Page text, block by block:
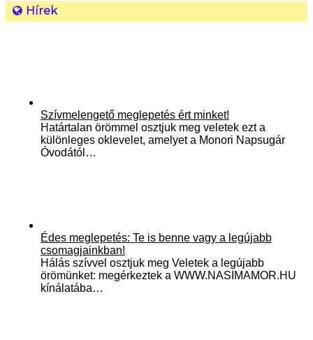
Hírek
Szívmelengető meglepetés ért minket!
Határtalan örömmel osztjuk meg veletek ezt a
különleges oklevelet, amelyet a Monori Napsugár
Óvodától…
Édes meglepetés: Te is benne vagy a legújabb
csomagjainkban!
Hálás szívvel osztjuk meg Veletek a legújabb
örömünket: megérkeztek a WWW.NASIMAMOR.HU
kínálatába…